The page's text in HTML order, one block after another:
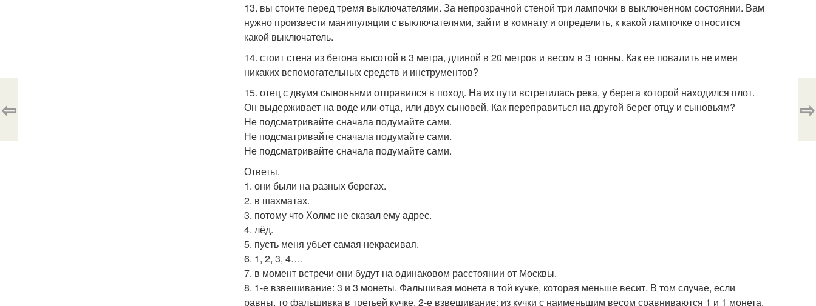
13. вы стоите перед тремя выключателями. За непрозрачной стеной три лампочки в выключенном состоянии. Вам
нужно произвести манипуляции с выключателями, зайти в комнату и определить, к какой лампочке относится
какой выключатель.
14. стоит стена из бетона высотой в 3 метра, длиной в 20 метров и весом в 3 тонны. Как ее повалить не имея
никаких вспомогательных средств и инструментов?
15. отец с двумя сыновьями отправился в поход. На их пути встретилась река, у берега которой находился плот.
Он выдерживает на воде или отца, или двух сыновей. Как переправиться на другой берег отцу и сыновьям?
Не подсматривайте сначала подумайте сами.
Не подсматривайте сначала подумайте сами.
Не подсматривайте сначала подумайте сами.
Ответы.
1. они были на разных берегах.
2. в шахматах.
3. потому что Холмс не сказал ему адрес.
4. лёд.
5. пусть меня убьет самая некрасивая.
6. 1, 2, 3, 4….
7. в момент встречи они будут на одинаковом расстоянии от Москвы.
8. 1-е взвешивание: 3 и 3 монеты. Фальшивая монета в той кучке, которая меньше весит. В том случае, если
равны, то фальшивка в третьей кучке. 2-е взвешивание: из кучки с наименьшим весом сравниваются 1 и 1 монета.
⇦ ⇨